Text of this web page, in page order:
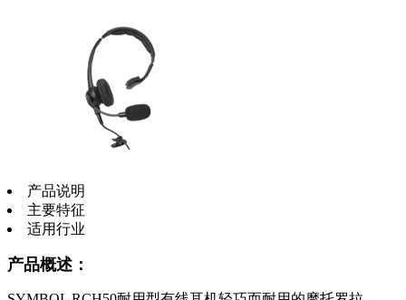
产品说明
主要特征
适用行业
产品概述：